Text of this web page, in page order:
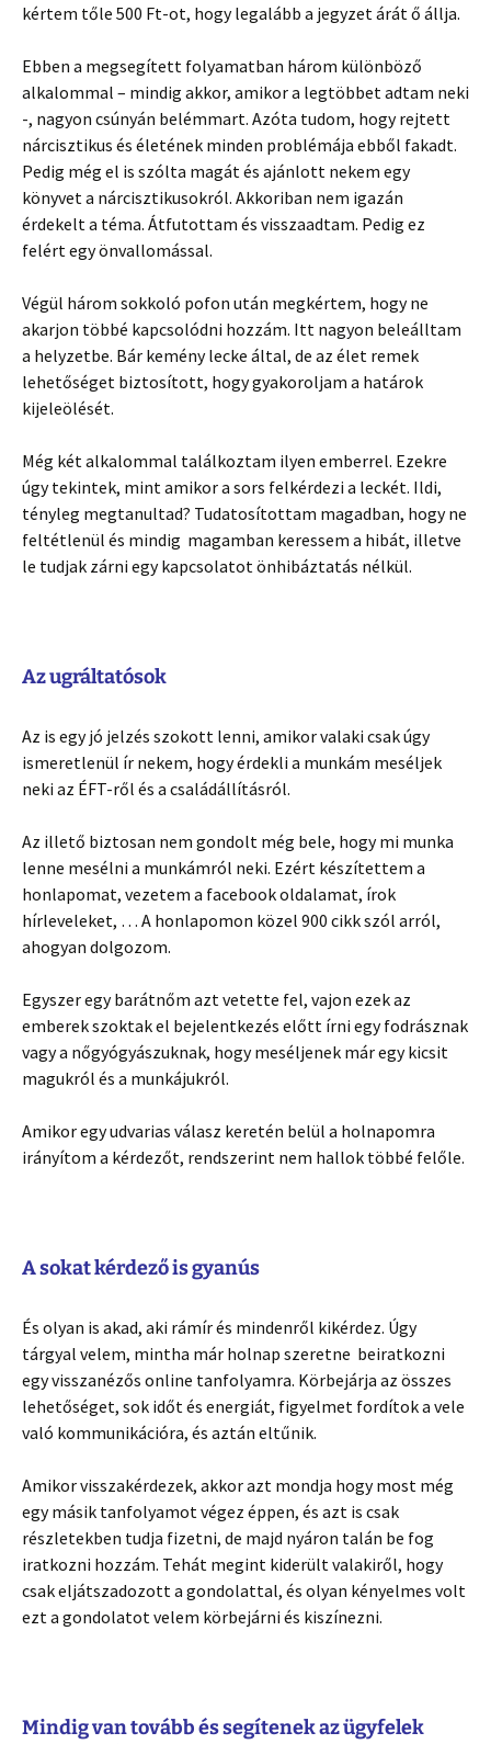
kértem tőle 500 Ft-ot, hogy legalább a jegyzet árát ő állja.
Ebben a megsegített folyamatban három különböző
alkalommal – mindig akkor, amikor a legtöbbet adtam neki
-, nagyon csúnyán belémmart. Azóta tudom, hogy rejtett
nárcisztikus és életének minden problémája ebből fakadt.
Pedig még el is szólta magát és ajánlott nekem egy
könyvet a nárcisztikusokról. Akkoriban nem igazán
érdekelt a téma. Átfutottam és visszaadtam. Pedig ez
felért egy önvallomással.
Végül három sokkoló pofon után megkértem, hogy ne
akarjon többé kapcsolódni hozzám. Itt nagyon beleálltam
a helyzetbe. Bár kemény lecke által, de az élet remek
lehetőséget biztosított, hogy gyakoroljam a határok
kijeleölését.
Még két alkalommal találkoztam ilyen emberrel. Ezekre
úgy tekintek, mint amikor a sors felkérdezi a leckét. Ildi,
tényleg megtanultad? Tudatosítottam magadban, hogy ne
feltétlenül és mindig magamban keressem a hibát, illetve
le tudjak zárni egy kapcsolatot önhibáztatás nélkül.
Az ugráltatósok
Az is egy jó jelzés szokott lenni, amikor valaki csak úgy
ismeretlenül ír nekem, hogy érdekli a munkám meséljek
neki az ÉFT-ről és a családállításról.
Az illető biztosan nem gondolt még bele, hogy mi munka
lenne mesélni a munkámról neki. Ezért készítettem a
honlapomat, vezetem a facebook oldalamat, írok
hírleveleket, … A honlapomon közel 900 cikk szól arról,
ahogyan dolgozom.
Egyszer egy barátnőm azt vetette fel, vajon ezek az
emberek szoktak el bejelentkezés előtt írni egy fodrásznak
vagy a nőgyógyászuknak, hogy meséljenek már egy kicsit
magukról és a munkájukról.
Amikor egy udvarias válasz keretén belül a holnapomra
irányítom a kérdezőt, rendszerint nem hallok többé felőle.
A sokat kérdező is gyanús
És olyan is akad, aki rámír és mindenről kikérdez. Úgy
tárgyal velem, mintha már holnap szeretne beiratkozni
egy visszanézős online tanfolyamra. Körbejárja az összes
lehetőséget, sok időt és energiát, figyelmet fordítok a vele
való kommunikációra, és aztán eltűnik.
Amikor visszakérdezek, akkor azt mondja hogy most még
egy másik tanfolyamot végez éppen, és azt is csak
részletekben tudja fizetni, de majd nyáron talán be fog
iratkozni hozzám. Tehát megint kiderült valakiről, hogy
csak eljátszadozott a gondolattal, és olyan kényelmes volt
ezt a gondolatot velem körbejárni és kiszínezni.
Mindig van tovább és segítenek az ügyfelek